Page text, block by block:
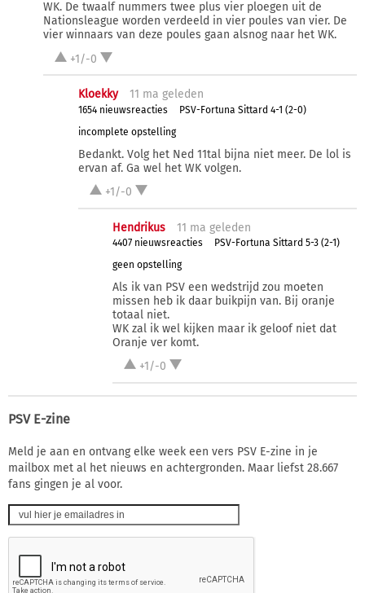
WK. De twaalf nummers twee plus vier ploegen uit de
Nationsleague worden verdeeld in vier poules van vier. De
vier winnaars van deze poules gaan alsnog naar het WK.
+1/-0
Kloekky 11 ma geleden
1654 nieuwsreacties
PSV-Fortuna Sittard 4-1 (2-0)
incomplete opstelling
Bedankt. Volg het Ned 11tal bijna niet meer. De lol is
ervan af. Ga wel het WK volgen.
+1/-0
Hendrikus 11 ma geleden
4407 nieuwsreacties
PSV-Fortuna Sittard 5-3 (2-1)
geen opstelling
Als ik van PSV een wedstrijd zou moeten
missen heb ik daar buikpijn van. Bij oranje
totaal niet.
WK zal ik wel kijken maar ik geloof niet dat
Oranje ver komt.
+1/-0
PSV E-zine
Meld je aan en ontvang elke week een vers PSV E-zine in je
mailbox met al het nieuws en achtergronden. Maar liefst 28.667
fans gingen je al voor.